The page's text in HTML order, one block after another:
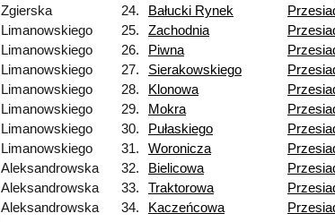
Zgierska
24. Bałucki Rynek
Limanowskiego
25. Zachodnia
Limanowskiego
26. Piwna
Limanowskiego
27. Sierakowskiego
Limanowskiego
28. Klonowa
Limanowskiego
29. Mokra
Limanowskiego
30. Pułaskiego
Limanowskiego
31. Woronicza
Aleksandrowska
32. Bielicowa
Aleksandrowska
33. Traktorowa
Aleksandrowska
34. Kaczeńcowa